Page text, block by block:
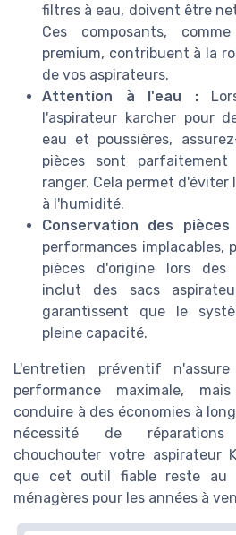
filtres à eau, doivent être
Ces composants,
premium, contribuent à la
de vos aspirateurs.
Attention à l'eau :
l'aspirateur karcher pour
eau et poussières,
pièces sont
ranger. Cela permet
à l'humidité.
Conservation des
performances implacables,
pièces d'origine lors des
inclut des sacs
garantissent que le
pleine capacité.
L'entretien préventif
performance maximale,
conduire à des économies à
nécessité de
chouchouter votre aspirateur
que cet outil fiable reste
ménagères pour les années à